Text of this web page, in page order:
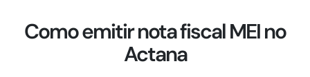
Como emitir nota fiscal MEI no
Actana